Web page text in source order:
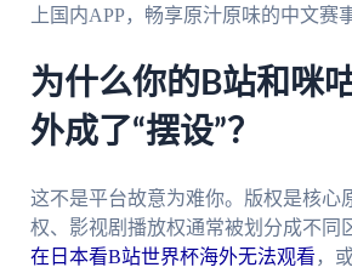
上国内APP，畅享原汁原味的中文赛
为什么你的B站和咪
外成了“摆设”？
这不是平台故意为难你。版权是核心
权、影视剧播放权通常被划分成不同
在日本看B站世界杯海外无法观看 ，